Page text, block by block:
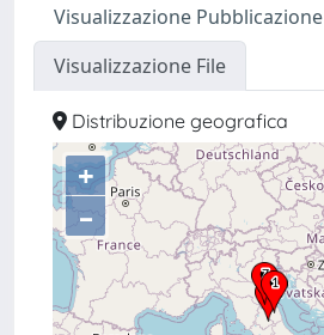
Visualizzazione Pubblicazione
Visualizzazione File
Distribuzione geografica
+
–